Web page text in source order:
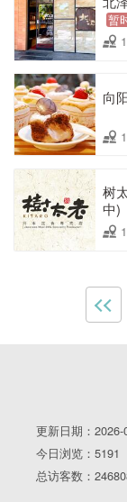
暂
向
树
中)
更新日期：2026-
今日浏览：5191
总访客数：